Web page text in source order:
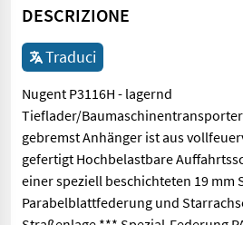
DESCRIZIONE
Traduci
Nugent P3116H - lagernd
Tieflader/
gebremst Anhänger ist aus
gefertigt Hochbelastbare
einer speziell beschichteten 19 mm
Parabelblattfederung und